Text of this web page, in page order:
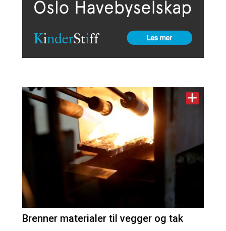
Brenner materialer til vegger og tak